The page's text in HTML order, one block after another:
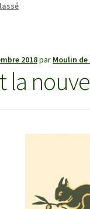
2018par Moulin
la